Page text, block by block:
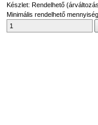
Készlet: Rendelhető
Minimális rendelhető